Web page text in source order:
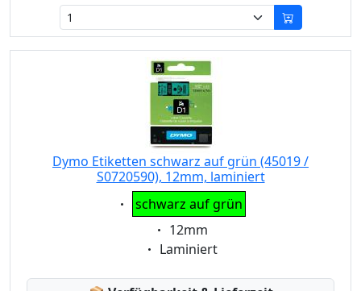
Dymo Etiketten schwarz auf grün (45019 /
S0720590), 12mm, laminiert
Eigenschaft:
schwarz auf grün
Eigenschaft:
12mm
Eigenschaft:
Laminiert